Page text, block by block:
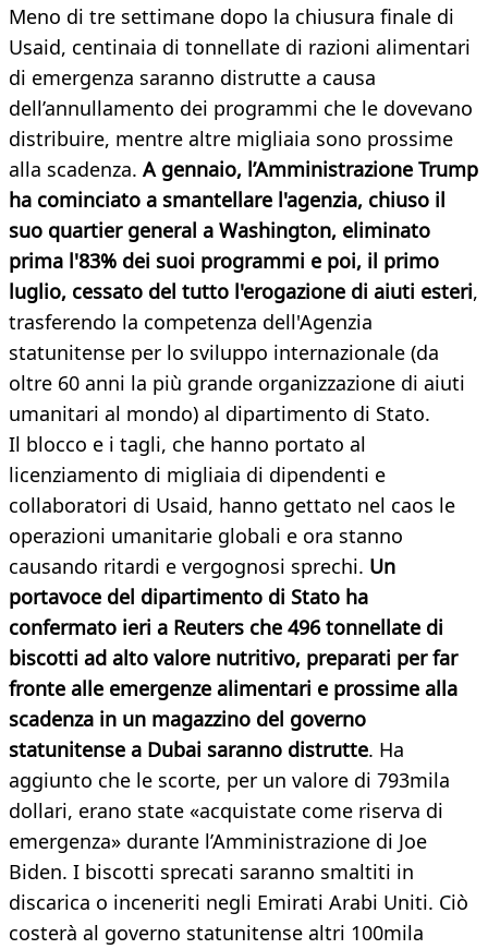
Meno di tre settimane dopo la chiusura finale di
Usaid, centinaia di tonnellate di razioni alimentari
di emergenza saranno distrutte a causa
dell’annullamento dei programmi che le dovevano
distribuire, mentre altre migliaia sono prossime
alla scadenza. A gennaio, l’Amministrazione Trump
ha cominciato a smantellare l'agenzia, chiuso il
suo quartier general a Washington, eliminato
prima l'83% dei suoi programmi e poi, il primo
luglio, cessato del tutto l'erogazione di aiuti esteri,
trasferendo la competenza dell'Agenzia
statunitense per lo sviluppo internazionale (da
oltre 60 anni la più grande organizzazione di aiuti
umanitari al mondo) al dipartimento di Stato.
Il blocco e i tagli, che hanno portato al
licenziamento di migliaia di dipendenti e
collaboratori di Usaid, hanno gettato nel caos le
operazioni umanitarie globali e ora stanno
causando ritardi e vergognosi sprechi. Un
portavoce del dipartimento di Stato ha
confermato ieri a Reuters che 496 tonnellate di
biscotti ad alto valore nutritivo, preparati per far
fronte alle emergenze alimentari e prossime alla
scadenza in un magazzino del governo
statunitense a Dubai saranno distrutte. Ha
aggiunto che le scorte, per un valore di 793mila
dollari, erano state «acquistate come riserva di
emergenza» durante l’Amministrazione di Joe
Biden. I biscotti sprecati saranno smaltiti in
discarica o inceneriti negli Emirati Arabi Uniti. Ciò
costerà al governo statunitense altri 100mila